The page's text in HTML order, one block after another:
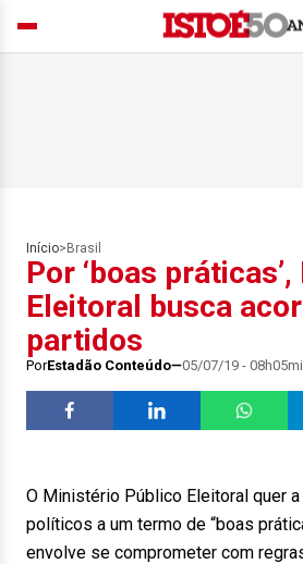
Início> Brasil
Por ‘boas práticas’,
Eleitoral busca
partidos
PorEstadão Conteúdo 05/07/19 -
O Ministério Público Eleitoral quer
políticos a um termo de “boas
envolve se comprometer com